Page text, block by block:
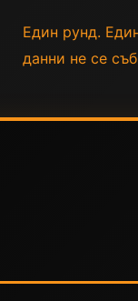
Един рунд.
данни не се